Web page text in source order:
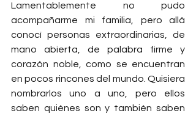
Lamentablemente no pudo
acompañarme mi familia, pero allá
conocí personas extraordinarias, de
mano abierta, de palabra firme y
corazón noble, como se encuentran
en pocos rincones del mundo. Quisiera
nombrarlos uno a uno, pero ellos
saben quiénes son y también saben